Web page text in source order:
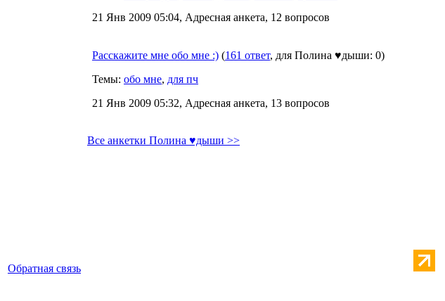
21 Янв 2009 05:04, Адресная анкета, 12 вопросов
Расскажите мне обо мне :) (161 ответ, для Полина ♥дыши: 0)
Темы: обо мне, для пч
21 Янв 2009 05:32, Адресная анкета, 13 вопросов
Все анкетки Полина ♥дыши >>
Обратная связь